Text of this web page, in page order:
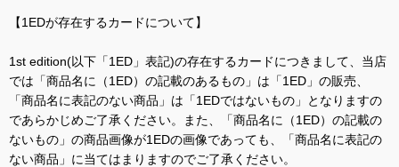
【1EDが存在するカードについて】
1st edition(以下「1ED」表記)の存在するカードにつきまして、当店
では「商品名に（1ED）の記載のあるもの」は「1ED」の販売、
「商品名に表記のない商品」は「1EDではないもの」となりますの
であらかじめご了承ください。また、「商品名に（1ED）の記載の
ないもの」の商品画像が1EDの画像であっても、「商品名に表記の
ない商品」に当てはまりますのでご了承ください。